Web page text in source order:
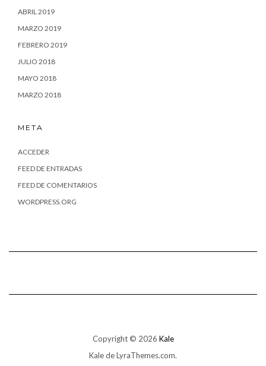
ABRIL 2019
MARZO 2019
FEBRERO 2019
JULIO 2018
MAYO 2018
MARZO 2018
META
ACCEDER
FEED DE ENTRADAS
FEED DE COMENTARIOS
WORDPRESS.ORG
Copyright © 2026 Kale
Kalede LyraThemes.com.